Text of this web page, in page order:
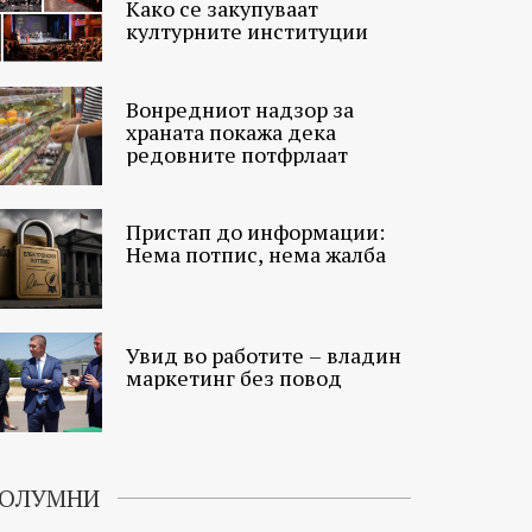
Како се закупуваат
културните институции
Вонредниот надзор за
храната покажа дека
редовните потфрлаат
Пристап до информации:
Нема потпис, нема жалба
Увид во работите – владин
маркетинг без повод